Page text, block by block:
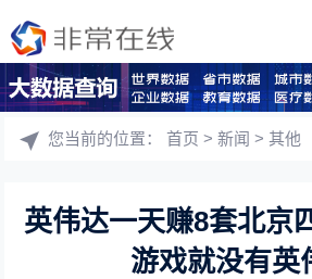
您当前的位置：首页 >新闻 >其他
英伟达一天赚8套北京
游戏就没有英